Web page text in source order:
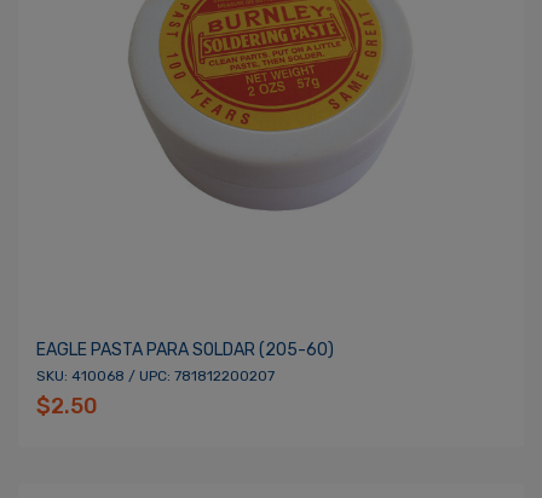
EAGLE PASTA PARA SOLDAR (205-60)
SKU: 410068 / UPC: 781812200207
$2.50